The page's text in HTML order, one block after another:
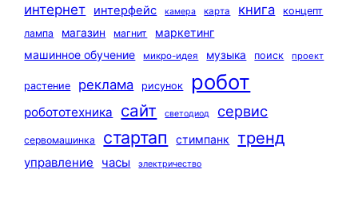
интернет интерфейс камера карта книга
концепт
лампа
магазин магнит
маркетинг
машинное обучение
микро-идея музыка поиск проект
растение реклама рисунок робот
робототехника сайт светодиод сервис
сервомашинка стартап стимпанк тренд
управление часы электричество